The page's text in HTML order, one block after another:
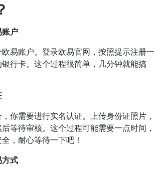
账户
易账户。登录欧易官网，按照提示注册一
行卡。这个过程很简单，几分钟就能搞
你需要进行实名认证。上传身份证照片，
等待审核。这个过程可能需要一点时间，
，耐心等待一下吧！
方式